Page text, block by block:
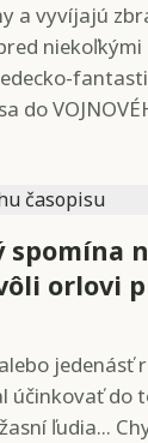
a vyvíjajú
niekoľkými
do
spomína
orlovi
jedenásť
účinkovať do
ľudia...